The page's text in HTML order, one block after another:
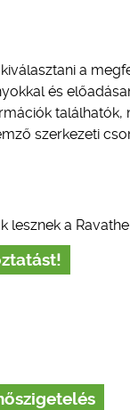
a
és
találhatók,
szerkezeti
a